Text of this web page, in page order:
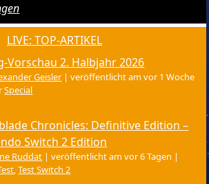
LIVE: TOP-ARTIKEL
Vorschau 2. Halbjahr 2026
Geisler |veröffentlicht am vor 1 Woche
Special
Chronicles: Definitive Edition –
Switch 2 Edition
Ruddat |veröffentlicht am vor 6 Tagen |
,Test Switch 2